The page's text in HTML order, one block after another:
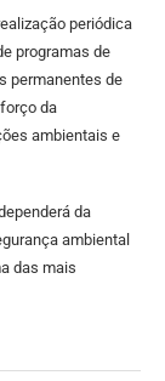
periódica
programas de
permanentes de
da
ambientais e
da
ambiental
das mais